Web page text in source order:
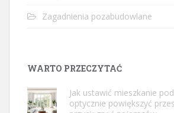
Zagadnienia pozabudowlane
WARTO PRZECZYTAĆ
Jak ustawić mieszkanie
optycznie powiększyć